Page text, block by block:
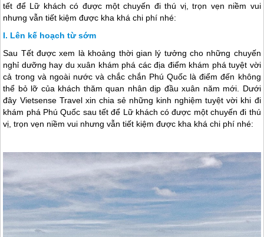
tết để Lữ khách có được một chuyến đi thú vị, trọn vẹn niềm vui
nhưng vẫn tiết kiệm được kha khá chi phí nhé:
Lên kế hoạch từ sớm
Sau Tết được xem là khoảng thời gian lý tưởng cho những chuyến
nghỉ dưỡng hay du xuân khám phá các địa điểm khám phá tuyệt vời
cả trong và ngoài nước và chắc chắn Phú Quốc là điểm đến không
thể bỏ lỡ của khách thăm quan nhân dịp đầu xuân năm mới. Dưới
đây Vietsense Travel xin chia sẻ những kinh nghiệm tuyệt vời khi đi
khám phá Phú Quốc sau tết để Lữ khách có được một chuyến đi thú
vị, trọn vẹn niềm vui nhưng vẫn tiết kiệm được kha khá chi phí nhé: